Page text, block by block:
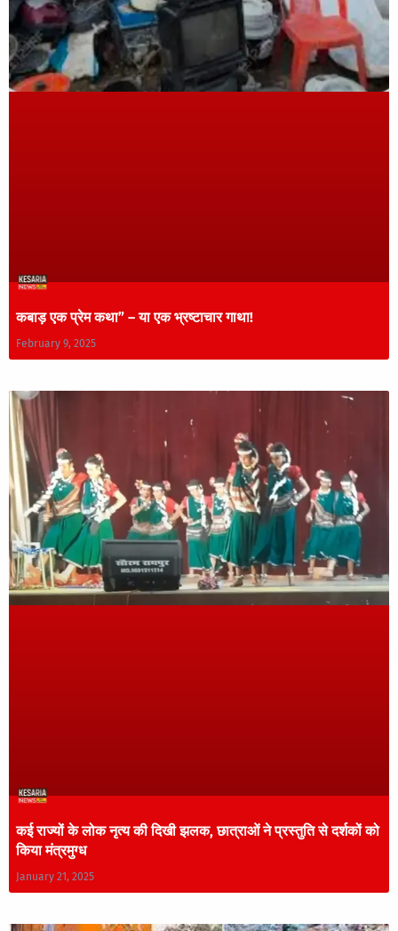
कबाड़ एक प्रेम कथा” – या एक भ्रष्टाचार गाथा!
February 9, 2025
कई राज्यों के लोक नृत्य की दिखी झलक, छात्राओं ने प्रस्तुति से दर्शकों को
किया मंत्रमुग्ध
January 21, 2025